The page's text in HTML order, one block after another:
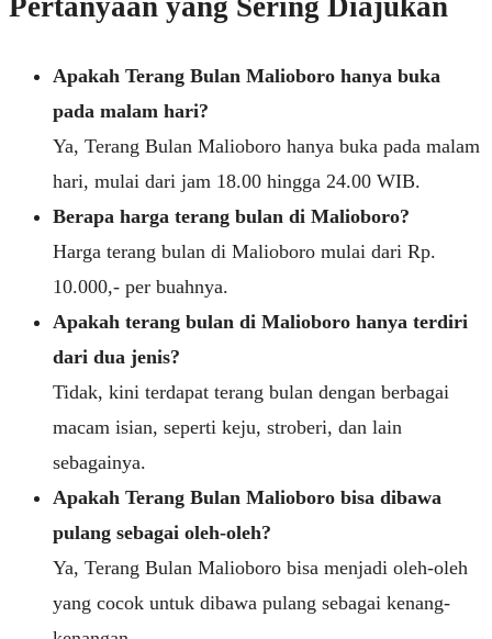
Pertanyaan yang Sering Diajukan
Apakah Terang Bulan Malioboro hanya buka
pada malam hari?
Ya, Terang Bulan Malioboro hanya buka pada malam
hari, mulai dari jam 18.00 hingga 24.00 WIB.
Berapa harga terang bulan di Malioboro?
Harga terang bulan di Malioboro mulai dari Rp.
10.000,- per buahnya.
Apakah terang bulan di Malioboro hanya terdiri
dari dua jenis?
Tidak, kini terdapat terang bulan dengan berbagai
macam isian, seperti keju, stroberi, dan lain
sebagainya.
Apakah Terang Bulan Malioboro bisa dibawa
pulang sebagai oleh-oleh?
Ya, Terang Bulan Malioboro bisa menjadi oleh-oleh
yang cocok untuk dibawa pulang sebagai kenang-